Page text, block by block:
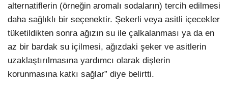
alternatiflerin (örneğin aromalı sodaların) tercih edilmesi
daha sağlıklı bir seçenektir. Şekerli veya asitli içecekler
tüketildikten sonra ağızın su ile çalkalanması ya da en
az bir bardak su içilmesi, ağızdaki şeker ve asitlerin
uzaklaştırılmasına yardımcı olarak dişlerin
korunmasına katkı sağlar” diye belirtti.